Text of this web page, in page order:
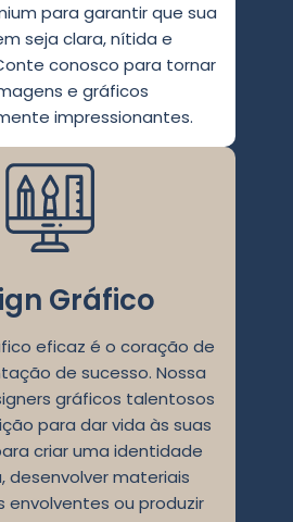
para garantir que sua
seja clara, nítida e
conosco para tornar
e gráficos
impressionantes.
Gráfico
eficaz é o coração de
de sucesso. Nossa
gráficos talentosos
para dar vida às suas
criar uma identidade
desenvolver materiais
envolventes ou produzir